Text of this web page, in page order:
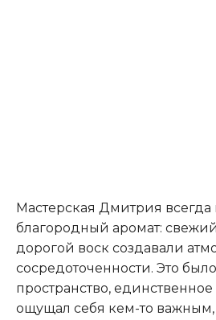
Мастерская Дмитрия всегда
благородный аромат:
дорогой воск создавали
сосредоточенности. Это
пространство, единственное
ощущал себя кем-то важным,